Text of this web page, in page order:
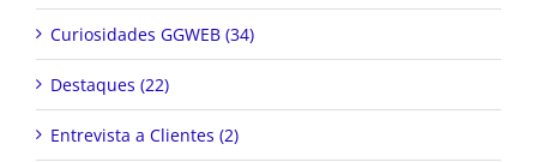
Curiosidades GGWEB (34)
Destaques (22)
Entrevista a Clientes (2)